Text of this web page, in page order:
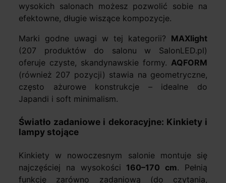
wysokich salonach możesz pozwolić sobie na
efektowne, długie wiszące kompozycje.
Marki godne uwagi w tej kategorii? MAXlight
(207 produktów do salonu w SalonLED.pl)
oferuje czyste, skandynawskie formy. AQFORM
(również 207 pozycji) stawia na geometryczne,
często ażurowe konstrukcje – idealne do
Japandi i soft minimalism.
Światło zadaniowe i dekoracyjne: Kinkiety i
lampy stojące
Kinkiety w nowoczesnym salonie montuje się
najczęściej na wysokości 160–170 cm. Pełnią
funkcję zarówno zadaniową (do czytania,